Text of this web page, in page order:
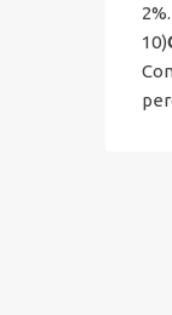
2%.
10)